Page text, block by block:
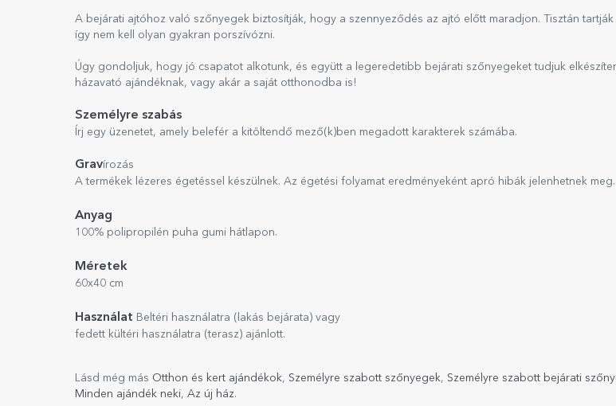
A bejárati ajtóhoz való szőnyegek biztosítják, hogy a szennyeződés az ajtó előtt maradjon. Tisztán
így nem kell olyan gyakran porszívózni.
Úgy gondoljuk, hogy jó csapatot alkotunk, és együtt a legeredetibb bejárati szőnyegeket tudjuk
házavató ajándéknak, vagy akár a saját otthonodba is!
Személyre szabás
Írj egy üzenetet, amely belefér a kitöltendő mező(k)ben megadott karakterek számába.
Gravírozás
A termékek lézeres égetéssel készülnek. Az égetési folyamat eredményeként apró hibák jelenhetnek meg.
Anyag
100% polipropilén puha gumi hátlapon.
Méretek
60x40 cm
Használat Beltéri használatra (lakás bejárata) vagy
fedett kültéri használatra (terasz) ajánlott.
Lásd még más Otthon és kert ajándékok, Személyre szabott szőnyegek, Személyre szabott bejárati
Minden ajándék neki, Az új ház.